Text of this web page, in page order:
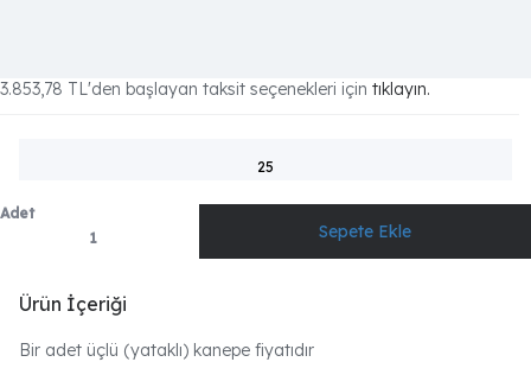
3.853,78 TL'den başlayan taksit seçenekleri için tıklayın.
25
Adet
Ürün İçeriği
Bir adet üçlü (yataklı) kanepe fiyatıdır